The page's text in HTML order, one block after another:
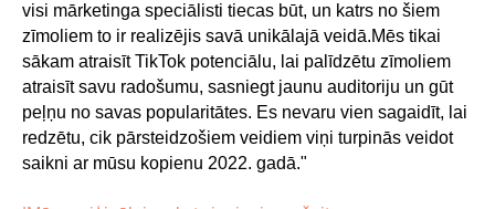
visi mārketinga speciālisti tiecas būt, un katrs no šiem
zīmoliem to ir realizējis savā unikālajā veidā.Mēs tikai
sākam atraisīt TikTok potenciālu, lai palīdzētu zīmoliem
atraisīt savu radošumu, sasniegt jaunu auditoriju un gūt
peļņu no savas popularitātes. Es nevaru vien sagaidīt, lai
redzētu, cik pārsteidzošiem veidiem viņi turpinās veidot
saikni ar mūsu kopienu 2022. gadā."